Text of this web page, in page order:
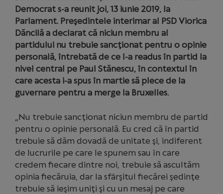
Democrat s-a reunit joi, 13 iunie 2019, la
Parlament. Preşedintele interimar al PSD Viorica
Dăncilă a declarat că niciun membru al
partidului nu trebuie sancţionat pentru o opinie
personală, întrebată de ce l-a readus în partid la
nivel central pe Paul Stănescu, în contextul în
care acesta i-a spus în martie să plece de la
guvernare pentru a merge la Bruxelles.
„Nu trebuie sancţionat niciun membru de partid
pentru o opinie personală. Eu cred că în partid
trebuie să dăm dovadă de unitate şi, indiferent
de lucrurile pe care le spunem sau în care
credem fiecare dintre noi, trebuie să ascultăm
opinia fiecăruia, dar la sfârşitul fiecărei şedinţe
trebuie să ieşim uniţi şi cu un mesaj pe care